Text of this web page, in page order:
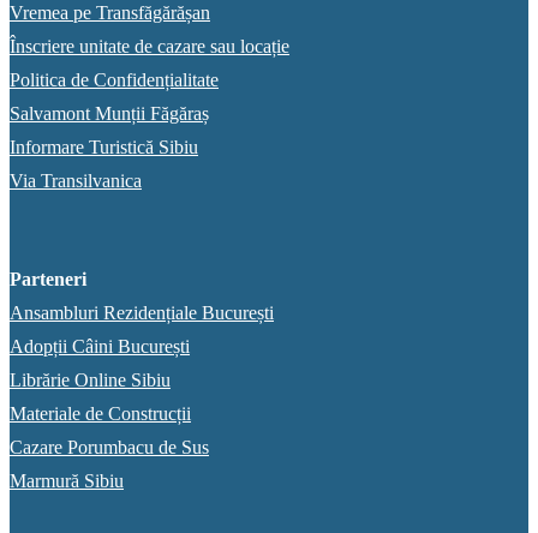
Vremea pe Transfăgărășan
Înscriere unitate de cazare sau locație
Politica de Confidențialitate
Salvamont Munții Făgăraș
Informare Turistică Sibiu
Via Transilvanica
Parteneri
Ansambluri Rezidențiale București
Adopții Câini București
Librărie Online Sibiu
Materiale de Construcții
Cazare Porumbacu de Sus
Marmură Sibiu